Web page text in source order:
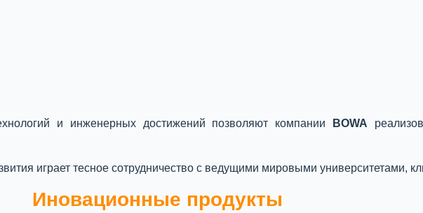
и инженерных достижений позволяют компании BOWA
играет тесное сотрудничество с ведущими мировыми университетами,
Иновационные продукты